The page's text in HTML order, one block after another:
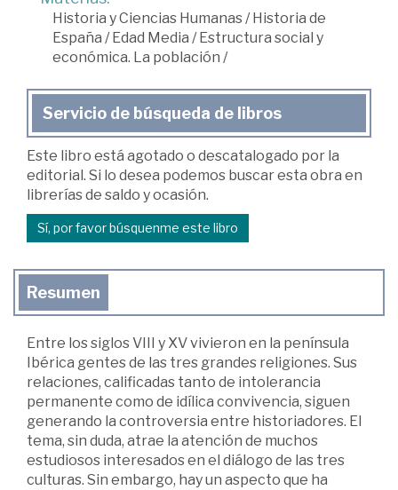
Historia y Ciencias Humanas/ Historia de
España / Edad Media / Estructura social y
económica. La población /
Servicio de búsqueda de libros
Este libro está agotado o descatalogado por la
editorial. Si lo desea podemos buscar esta obra en
librerías de saldo y ocasión.
Sí, por favor búsquenme este libro
Resumen
Entre los siglos VIII y XV vivieron en la península
Ibérica gentes de las tres grandes religiones. Sus
relaciones, calificadas tanto de intolerancia
permanente como de idílica convivencia, siguen
generando la controversia entre historiadores. El
tema, sin duda, atrae la atención de muchos
estudiosos interesados en el diálogo de las tres
culturas. Sin embargo, hay un aspecto que ha